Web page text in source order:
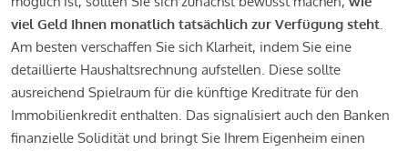
viel Geld Ihnen monatlich tatsächlich zur Verfügung steht.
Am besten verschaffen Sie sich Klarheit, indem Sie eine
detaillierte Haushaltsrechnung aufstellen. Diese sollte
ausreichend Spielraum für die künftige Kreditrate für den
Immobilienkredit enthalten. Das signalisiert auch den Banken
finanzielle Solidität und bringt Sie Ihrem Eigenheim einen